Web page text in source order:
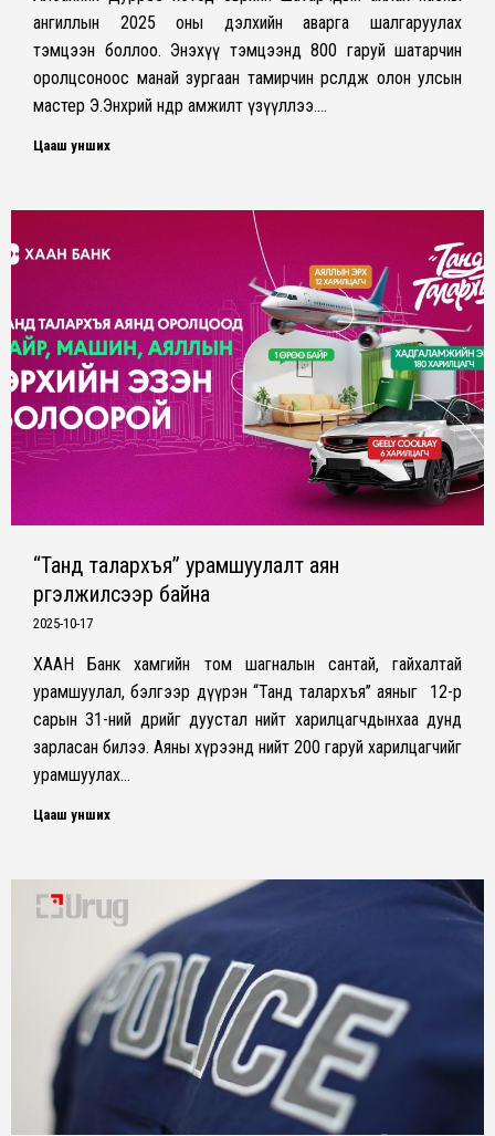
ангиллын 2025 оны дэлхийн аварга шалгаруулах
тэмцээн боллоо. Энэхүү тэмцээнд 800 гаруй шатарчин
оролцсоноос манай зургаан тамирчин өрсөлдөж олон улсын
мастер Э.Энхрий өндөр амжилт үзүүллээ.…
Цааш унших
“Танд талархъя” урамшуулалт аян
үргэлжилсээр байна
2025-10-17
ХААН Банк хамгийн том шагналын сантай, гайхалтай
урамшуулал, бэлгээр дүүрэн “Танд талархъя” аяныг 12-р
сарын 31-ний өдрийг дуустал нийт харилцагчдынхаа дунд
зарласан билээ. Аяны хүрээнд нийт 200 гаруй харилцагчийг
урамшуулах…
Цааш унших